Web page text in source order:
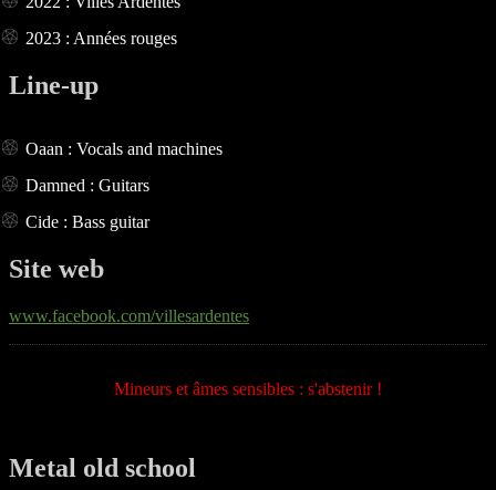
2023 : Années rouges
Line-up
Oaan : Vocals and machines
Damned : Guitars
Cide : Bass guitar
Site web
www.facebook.com/villesardentes
Mineurs et âmes sensibles : s'abstenir !
Metal old school